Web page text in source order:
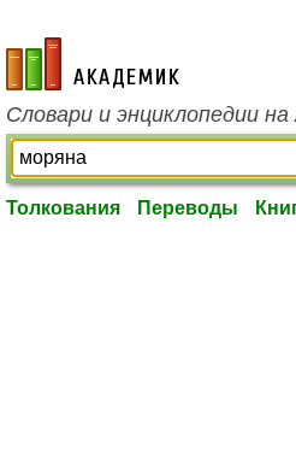
academic.ru
Словари и энциклопедии
Толкования Переводы